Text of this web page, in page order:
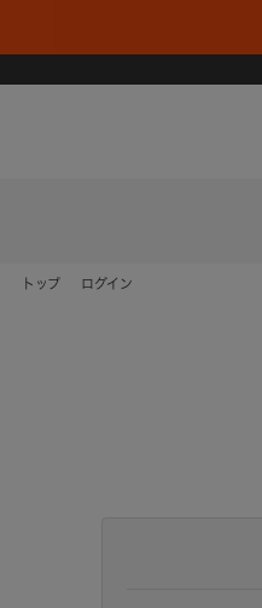
トップ ログイン